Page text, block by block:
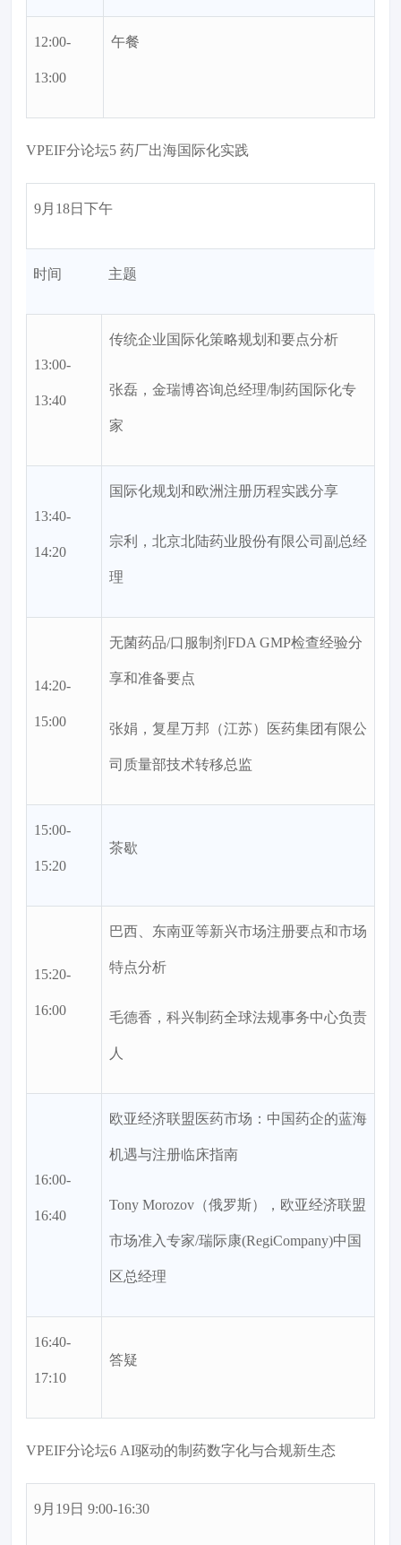
12:00-
13:00
午餐
VPEIF分论坛5 药厂出海国际化实践
9月18日下午
时间 主题
13:00-
13:40
传统企业国际化策略规划和要点分析
张磊，金瑞博咨询总经理/制药国际化专
家
13:40-
14:20
国际化规划和欧洲注册历程实践分享
宗利，北京北陆药业股份有限公司副总经
理
14:20-
15:00
无菌药品/口服制剂FDA GMP检查经验分
享和准备要点
张娟，复星万邦（江苏）医药集团有限公
司质量部技术转移总监
15:00-
15:20
茶歇
15:20-
16:00
巴西、东南亚等新兴市场注册要点和市场
特点分析
毛德香，科兴制药全球法规事务中心负责
人
16:00-
16:40
欧亚经济联盟医药市场：中国药企的蓝海
机遇与注册临床指南
Tony Morozov（俄罗斯），欧亚经济联盟
市场准入专家/瑞际康(RegiCompany)中国
区总经理
16:40-
17:10
答疑
VPEIF分论坛6 AI驱动的制药数字化与合规新生态
9月19日 9:00-16:30